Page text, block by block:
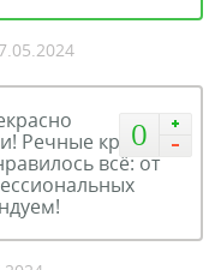
0
Речные круизы
всё: от